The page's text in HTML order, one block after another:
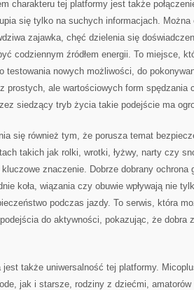
charakteru tej platformy jest także
się tylko na suchych informacjach.
zajawka, chęć dzielenia się
codziennym źródłem energii. To miejsce,
testowania nowych możliwości, do
prostych, ale wartościowych form spędzania
siedzący tryb życia takie podejście ma
się również tym, że porusza temat
takich jak rolki, wrotki, łyżwy, narty czy
znaczenie. Dobrze dobrany ochrona
koła, wiązania czy obuwie wpływają nie
podczas jazdy. To serwis, która
do aktywności, pokazując, że dobra
jest także uniwersalność tej platformy.
jak i starsze, rodziny z dziećmi,